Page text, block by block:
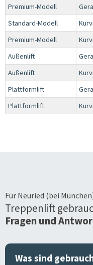
Premium-Modell
Standard-Modell
Premium-Modell
Außenlift
Außenlift
Plattformlift
Plattformlift
Für Neuried (bei
Treppenlift
Fragen und
Was sind